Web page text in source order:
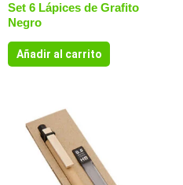
Set 6 Lápices de Grafito
Negro
Añadir al carrito